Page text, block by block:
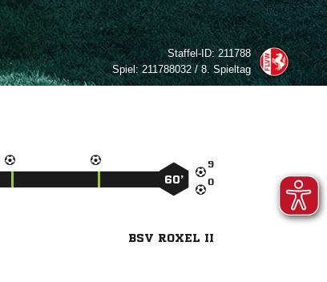
Staffel-ID:211788
Spiel:211788032 / 8. Spieltag


60’
BSV ROXEL II